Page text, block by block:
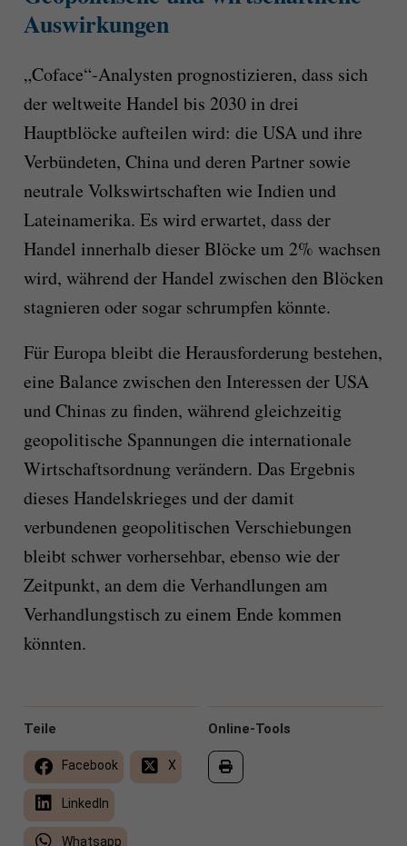
Auswirkungen
„Coface“-Analysten prognostizieren, dass sich
der weltweite Handel bis 2030 in drei
Hauptblöcke aufteilen wird: die USA und ihre
Verbündeten, China und deren Partner sowie
neutrale Volkswirtschaften wie Indien und
Lateinamerika. Es wird erwartet, dass der
Handel innerhalb dieser Blöcke um 2% wachsen
wird, während der Handel zwischen den Blöcken
stagnieren oder sogar schrumpfen könnte.
Für Europa bleibt die Herausforderung bestehen,
eine Balance zwischen den Interessen der USA
und Chinas zu finden, während gleichzeitig
geopolitische Spannungen die internationale
Wirtschaftsordnung verändern. Das Ergebnis
dieses Handelskrieges und der damit
verbundenen geopolitischen Verschiebungen
bleibt schwer vorhersehbar, ebenso wie der
Zeitpunkt, an dem die Verhandlungen am
Verhandlungstisch zu einem Ende kommen
könnten.
Online-Tools
Teile
Facebook X
LinkedIn
Whatsapp